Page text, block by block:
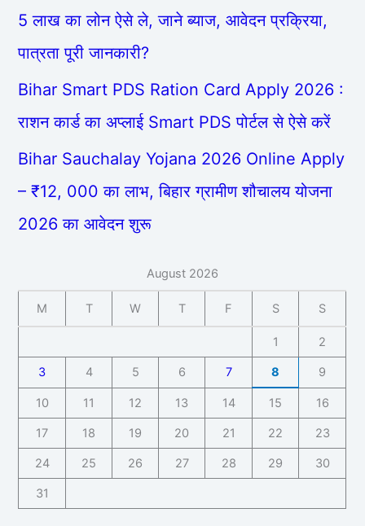
5 लाख का लोन ऐसे ले, जाने ब्याज, आवेदन प्रक्रिया,
पात्रता पूरी जानकारी?
Bihar Smart PDS Ration Card Apply 2026 :
राशन कार्ड का अप्लाई Smart PDS पोर्टल से ऐसे करें
Bihar Sauchalay Yojana 2026 Online Apply
– ₹12, 000 का लाभ, बिहार ग्रामीण शौचालय योजना
2026 का आवेदन शुरू
August 2026
M T W T F S S
1 2
3 4 5 6 7 8 9
10 11 12 13 14 15 16
17 18 19 20 21 22 23
24 25 26 27 28 29 30
31